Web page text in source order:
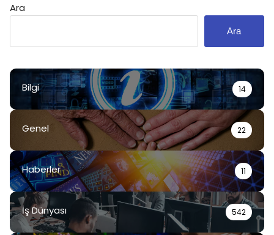
Ara
Ara
Bilgi 14
Genel 22
Haberler 11
İş Dünyası 542